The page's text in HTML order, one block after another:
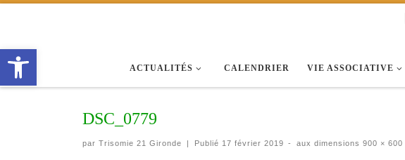
ACTUALITÉS CALENDRIER VIE ASSOCIATIVE
DSC_0779
par Trisomie 21 Gironde | Publié 17 février 2019 - aux dimensions 900 × 600
Ouvrir la barre d’outils